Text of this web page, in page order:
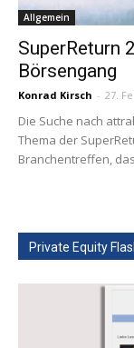
Allgemein
SuperReturn
Börsengang
Konrad Kirsch - 27.
Die Suche nach
Thema der
Branchentreffen,
Private Equity